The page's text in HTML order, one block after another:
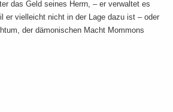
das Geld seines Herrn, – er verwaltet es
er vielleicht nicht in der Lage dazu ist – oder
der dämonischen Macht Mommons